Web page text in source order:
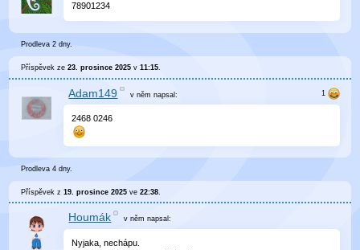
78901234
Prodleva 2 dny.
Příspěvek ze23. prosince 2025 v11:15
Adam149 v němnapsal:
2468 0246
Prodleva 4 dny.
Příspěvek z19. prosince 2025 ve22:38
Houmák v němnapsal:
Nyjaka, nechápu.